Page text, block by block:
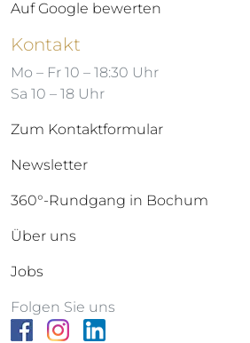
Auf Google bewerten
Kontakt
Mo – Fr 10 – 18:30 Uhr
Sa 10 – 18 Uhr
Zum Kontaktformular
Newsletter
360°-Rundgang in Bochum
Über uns
Jobs
Folgen Sie uns